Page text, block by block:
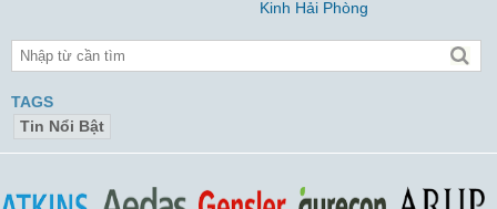
Kinh Hải Phòng
TAGS
Tin Nổi Bật